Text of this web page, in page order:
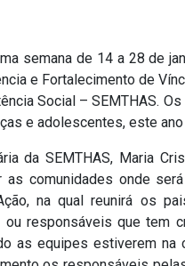
semana de 14 a 28 de
e Fortalecimento de
Social – SEMTHAS.
e adolescentes, este
da SEMTHAS, Maria
as comunidades onde
na qual reunirá os
ou responsáveis que tem
as equipes estiverem na